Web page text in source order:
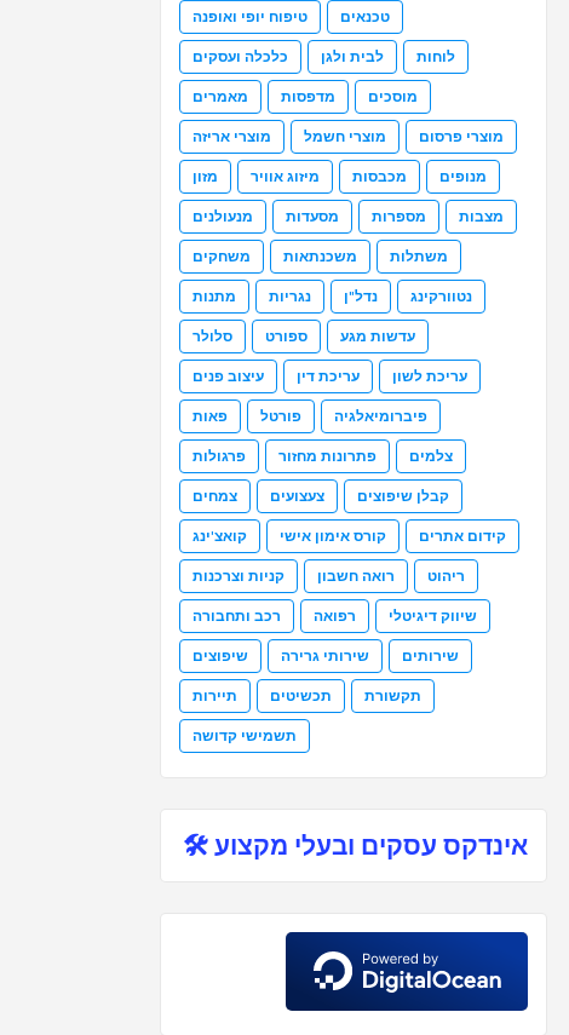
טיפוח יופי ואופנה
טכנאים
כלכלה ועסקים
לבית ולגן
לוחות
מאמרים
מדפסות
מוסכים
מוצרי אריזה
מוצרי חשמל
מוצרי פרסום
מזון
מיזוג אוויר מכבסות
מנופים
מנעולנים
מסעדות מספרות
מצבות
משחקים
משכנתאות
משתלות
מתנות
נגריות נדל"ן
נטוורקינג
סלולר
ספורט
עדשות מגע
עיצוב פנים
עריכת דין
עריכת לשון
פאות
פורטל
פיברומיאלגיה
פרגולות
פתרונות מחזור
צלמים
צמחים
צעצועים
קבלן שיפוצים
קואצ'ינג
קורס אימון אישי
קידום אתרים
קניות וצרכנות
רואה חשבון
ריהוט
רכב ותחבורה
רפואה
שיווק דיגיטלי
שיפוצים
שירותי גרירה
שירותים
תיירות
תכשיטים
תקשורת
תשמישי קדושה
אינדקס עסקים ובעלי מקצוע 🛠